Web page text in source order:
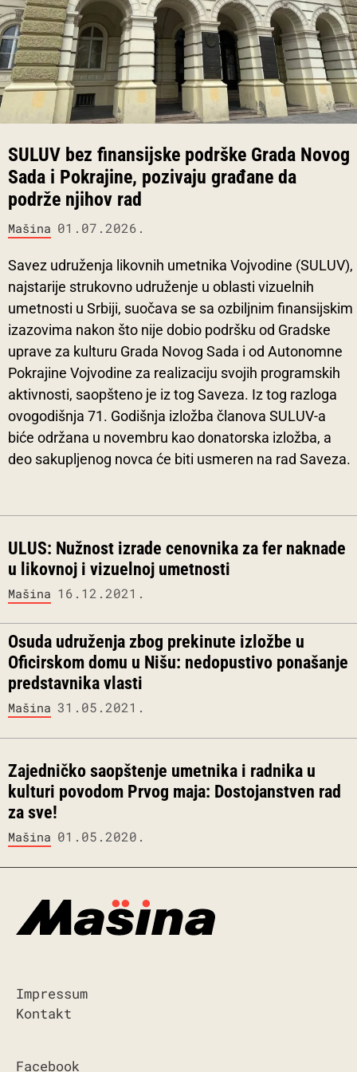
SULUV bez finansijske podrške Grada Novog
Sada i Pokrajine, pozivaju građane da
podrže njihov rad
Mašina 01.07.2026.
Savez udruženja likovnih umetnika Vojvodine (SULUV),
najstarije strukovno udruženje u oblasti vizuelnih
umetnosti u Srbiji, suočava se sa ozbiljnim finansijskim
izazovima nakon što nije dobio podršku od Gradske
uprave za kulturu Grada Novog Sada i od Autonomne
Pokrajine Vojvodine za realizaciju svojih programskih
aktivnosti, saopšteno je iz tog Saveza. Iz tog razloga
ovogodišnja 71. Godišnja izložba članova SULUV-a
biće održana u novembru kao donatorska izložba, a
deo sakupljenog novca će biti usmeren na rad Saveza.
ULUS: Nužnost izrade cenovnika za fer naknade
u likovnoj i vizuelnoj umetnosti
Mašina 16.12.2021.
Osuda udruženja zbog prekinute izložbe u
Oficirskom domu u Nišu: nedopustivo ponašanje
predstavnika vlasti
Mašina 31.05.2021.
Zajedničko saopštenje umetnika i radnika u
kulturi povodom Prvog maja: Dostojanstven rad
za sve!
Mašina 01.05.2020.
Impressum
Kontakt
Facebook